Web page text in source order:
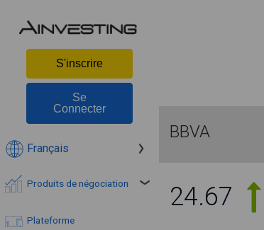
S'inscrire
Se
Connecter
Français
Produits de négociation
Plateforme
BBVA
24.67